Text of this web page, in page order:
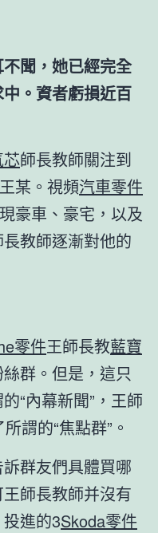
聞，她已經完全
。資者虧損近百
師長教師關注到
某。視頻汽車零件
豪車、豪宅，以及
教師逐漸對他的
零件王師長教藍寶
群。但是，這只
“內幕新聞”，王師
謂的“焦點群”。
群友們具體買哪
師長教師并沒有
進的3Skoda零件